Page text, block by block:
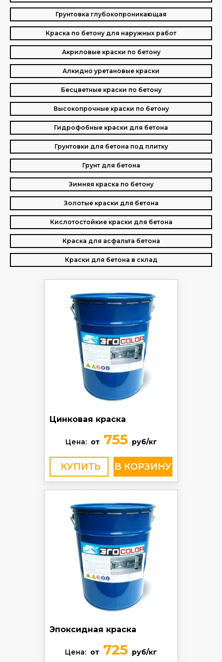
Грунтовка глубокопроникающая
Краска по бетону для наружных работ
Акриловые краски по бетону
Алкидно уретановые краски
Бесцветные краски по бетону
Высокопрочные краски по бетону
Гидрофобные краски для бетона
Грунтовки для бетона под плитку
Грунт для бетона
Зимняя краска по бетону
Золотые краски для бетона
Кислотостойкие краски для бетона
Краска для асфальта бетона
Краски для бетона в склад
Цинковая краска
Цена: от755 руб/кг
КУПИТЬ
Эпоксидная краска
Цена: от 725 руб/кг